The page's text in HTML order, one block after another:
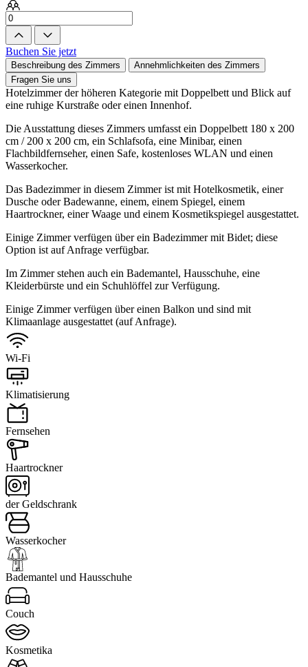
Buchen Sie jetzt
Beschreibung des Zimmers
Annehmlichkeiten des Zimmers
Fragen Sie uns
Hotelzimmer der höheren Kategorie mit Doppelbett und Blick auf
eine ruhige Kurstraße oder einen Innenhof.
Die Ausstattung dieses Zimmers umfasst ein Doppelbett 180 x 200
cm / 200 x 200 cm, ein Schlafsofa, eine Minibar, einen
Flachbildfernseher, einen Safe, kostenloses WLAN und einen
Wasserkocher.
Das Badezimmer in diesem Zimmer ist mit Hotelkosmetik, einer
Dusche oder Badewanne, einem, einem Spiegel, einem
Haartrockner, einer Waage und einem Kosmetikspiegel ausgestattet.
Einige Zimmer verfügen über ein Badezimmer mit Bidet; diese
Option ist auf Anfrage verfügbar.
Im Zimmer stehen auch ein Bademantel, Hausschuhe, eine
Kleiderbürste und ein Schuhlöffel zur Verfügung.
Einige Zimmer verfügen über einen Balkon und sind mit
Klimaanlage ausgestattet (auf Anfrage).
Wi-Fi
Klimatisierung
Fernsehen
Haartrockner
der Geldschrank
Wasserkocher
Bademantel und Hausschuhe
Couch
Kosmetika